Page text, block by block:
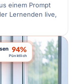
einem Prompt
Lernenden live,
94%
Pünktlich